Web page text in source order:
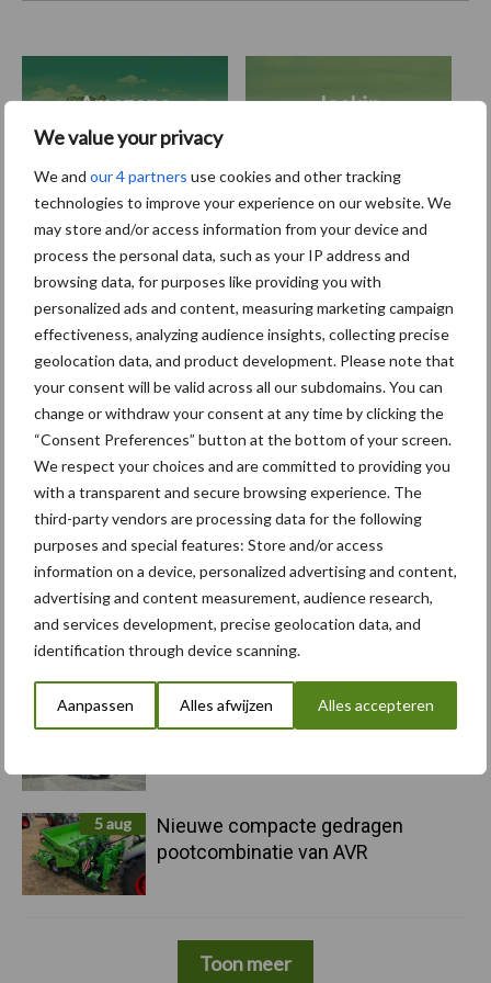
We value your privacy
We and our 4 partners use cookies and other tracking
technologies to improve your experience on our website. We
may store and/or access information from your device and
process the personal data, such as your IP address and
browsing data, for purposes like providing you with
personalized ads and content, measuring marketing campaign
effectiveness, analyzing audience insights, collecting precise
geolocation data, and product development. Please note that
your consent will be valid across all our subdomains. You can
change or withdraw your consent at any time by clicking the
“Consent Preferences” button at the bottom of your screen.
We respect your choices and are committed to providing you
with a transparent and secure browsing experience. The
third-party vendors are processing data for the following
purposes and special features: Store and/or access
information on a device, personalized advertising and content,
advertising and content measurement, audience research,
and services development, precise geolocation data, and
identification through device scanning.
Aanpassen Alles afwijzen Alles accepteren
Primaire
Sidebar
Recent nieuws Partner nieuws
6 aug
"Hoge verwachtingen van schijven
voor kouters"
Albourgh Tyres breidt uit naar
nieuwe marktsegmenten
5 aug
Caterpillar breidt gamma
elektrische bulldozers uit
Komatsu HM460-6 knikdumper legt
5 aug
Nieuwe compacte gedragen
pootcombinatie van AVR
Toon meer
Amazone Joskin
Toon meer